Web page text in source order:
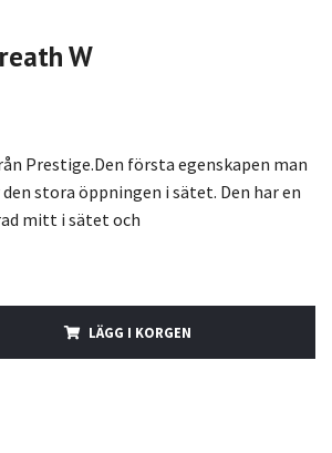
W
Prestige.Den första egenskapen man
stora öppningen i sätet. Den har en
mitt i sätet och
LÄGG I KORGEN